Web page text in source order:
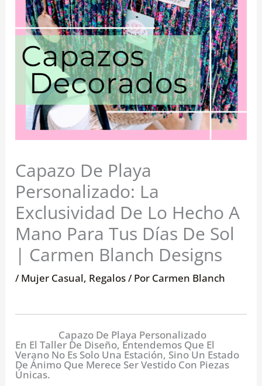
Capazo De Playa
Personalizado: La
Exclusividad De Lo Hecho A
Mano Para Tus Días De Sol
| Carmen Blanch Designs
/Mujer Casual, Regalos/ Por Carmen Blanch
Capazo De Playa Personalizado
En El Taller De Diseño, Entendemos Que El
Verano No Es Solo Una Estación, Sino Un Estado
De Ánimo Que Merece Ser Vestido Con Piezas
Únicas.